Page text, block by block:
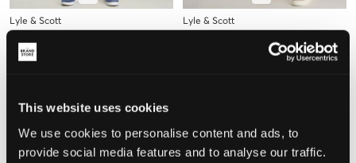
This website uses cookies
We use cookies to personalise content and ads, to
provide social media features and to analyse our traffic.
Lyle & Scott
22,50 €
Lyle & Scott